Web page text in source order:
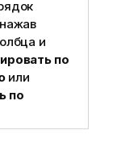
и
по
или
по